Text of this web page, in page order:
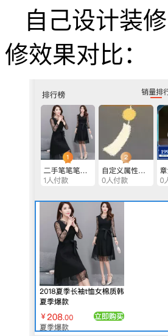
自己设计装
修效果对比：